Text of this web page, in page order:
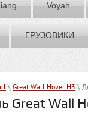
Voyah
ГРУЗОВИКИ
\ Great Wall Hover H3 \
Great Wall